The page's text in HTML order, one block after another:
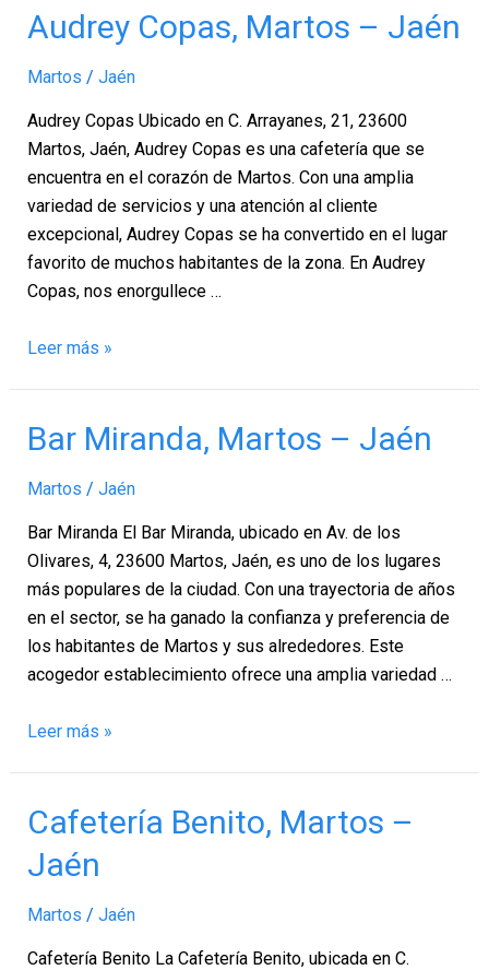
Audrey Copas, Martos – Jaén
Martos / Jaén
Audrey Copas Ubicado en C. Arrayanes, 21, 23600
Martos, Jaén, Audrey Copas es una cafetería que se
encuentra en el corazón de Martos. Con una amplia
variedad de servicios y una atención al cliente
excepcional, Audrey Copas se ha convertido en el lugar
favorito de muchos habitantes de la zona. En Audrey
Copas, nos enorgullece …
Audrey
Martos
Jaén
Leer más »
Bar Miranda, Martos – Jaén
Martos / Jaén
Bar Miranda El Bar Miranda, ubicado en Av. de los
Olivares, 4, 23600 Martos, Jaén, es uno de los lugares
más populares de la ciudad. Con una trayectoria de años
en el sector, se ha ganado la confianza y preferencia de
los habitantes de Martos y sus alrededores. Este
acogedor establecimiento ofrece una amplia variedad …
Bar
Miranda,
Martos
Jaén
Leer más »
Cafetería Benito, Martos –
Jaén
Martos / Jaén
Cafetería Benito La Cafetería Benito, ubicada en C.
Cafetería
Benito,
Martos
Jaén